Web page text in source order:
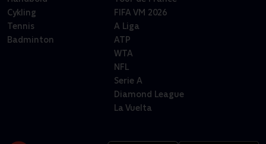
Cykling
Tennis
Badminton
FIFA VM 2026
A Liga
ATP
WTA
NFL
Serie A
Diamond League
La Vuelta